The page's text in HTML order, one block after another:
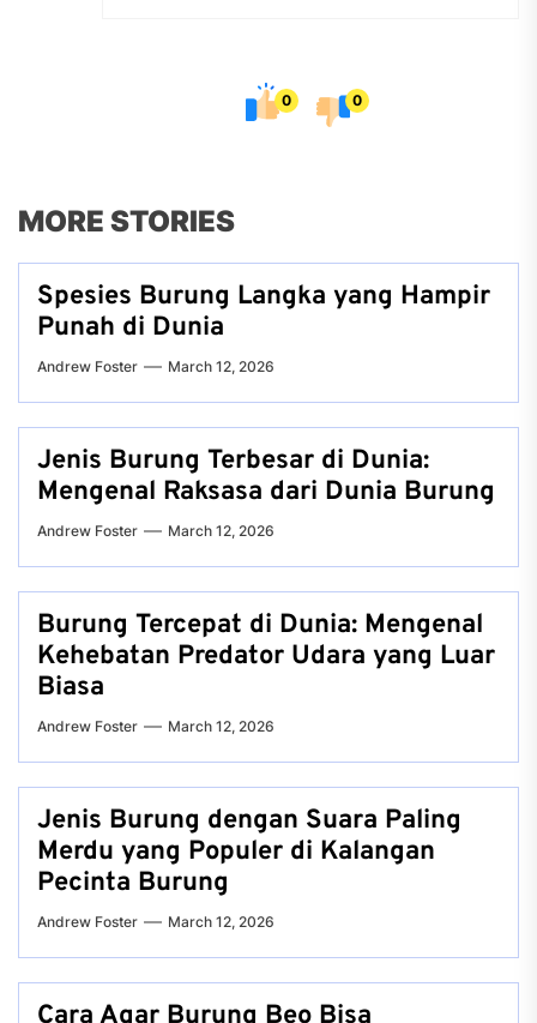
0 0
MORE STORIES
Spesies Burung Langka yang Hampir
Punah di Dunia
Andrew Foster March 12, 2026
Jenis Burung Terbesar di Dunia:
Mengenal Raksasa dari Dunia Burung
Andrew Foster March 12, 2026
Burung Tercepat di Dunia: Mengenal
Kehebatan Predator Udara yang Luar
Biasa
Andrew Foster March 12, 2026
Jenis Burung dengan Suara Paling
Merdu yang Populer di Kalangan
Pecinta Burung
Andrew Foster March 12, 2026